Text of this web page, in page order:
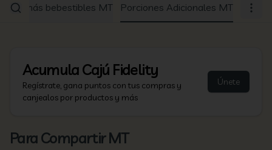
demás bebestibles MT Porciones Adicionales MT
Acumula Cajú Fidelity
Regístrate, gana puntos con tus compras y
canjealos por productos y más
Únete
Para Compartir MT